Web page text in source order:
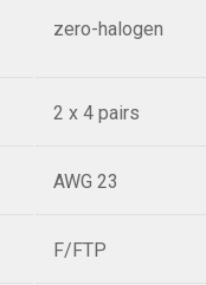
zero-halogen
2 x 4 pairs
AWG 23
F/FTP